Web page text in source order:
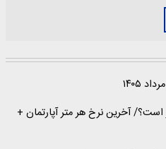
۱۴۰۵
آخرین نرخ هر متر آپارتمان +